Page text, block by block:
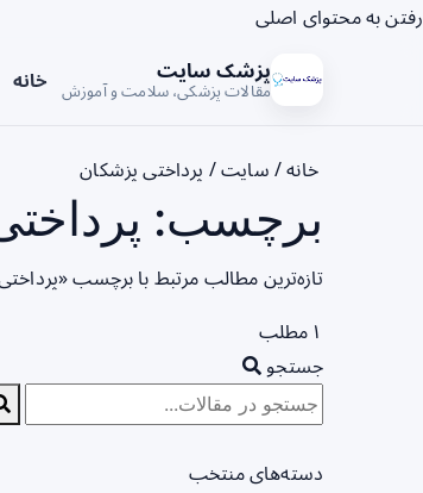
رفتن به محتوای اصلی
پزشک سایت
مقالات پزشکی، سلامت و آموزش خانه
خانه/ سایت/ پرداختی پزشکان
برچسب:
تازه‌ترین مطالب مرتبط با برچسب
۱ مطلب
جستجو
دسته‌های منتخب